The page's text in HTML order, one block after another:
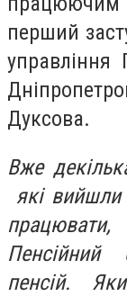
перший
управління
Дуксова.
Вже
які
Пенсійний
пенсій.